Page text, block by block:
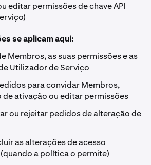
editar permissões de chave API
se aplicam aqui:
Membros, as suas permissões e as
Utilizador de Serviço
para convidar Membros,
ativação ou editar permissões
ou rejeitar pedidos de alteração de
as alterações de acesso
a política o permite)